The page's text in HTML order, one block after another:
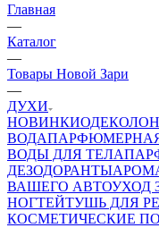
Главная
—
Каталог
—
Товары Новой Зари
—
ДУХИ
НОВИНКИ
ВОДА
ВОДЫ ДЛЯ ТЕЛА
ДЕЗОДОРАНТЫ
ВАШЕГО АВТОУХОД
НОГТЕЙТУШЬ ДЛЯ
КОСМЕТИЧЕСКИЕ